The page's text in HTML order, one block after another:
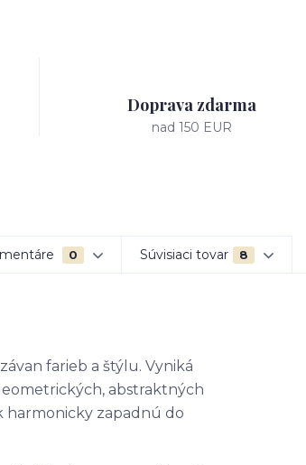
Doprava zdarma
nad 150 EUR
0 Súvisiaci tovar 8
farieb a štýlu. Vyniká
abstraktných
harmonicky zapadnú do